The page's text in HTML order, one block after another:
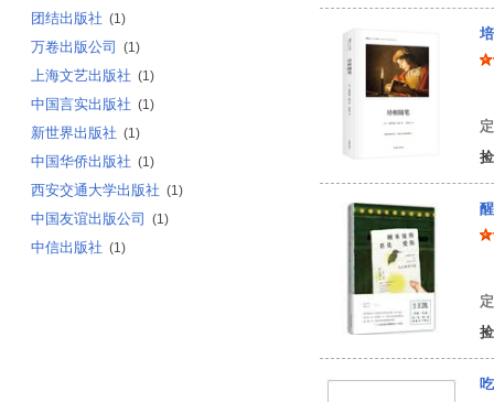
团结出版社 (1)
万卷出版公司 (1)
上海文艺出版社 (1)
中国言实出版社 (1)
新世界出版社 (1)
中国华侨出版社 (1)
西安交通大学出版社 (1)
中国友谊出版公司 (1)
中信出版社 (1)